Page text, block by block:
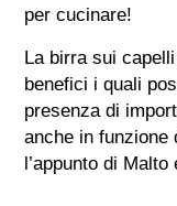
per cucinare!
La birra sui
benefici i quali
presenza di
anche in funzione
l’appunto di Malto